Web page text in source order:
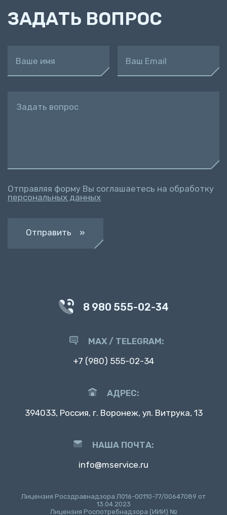
ЗАДАТЬ ВОПРОС
Ваше имя Ваш Email
Задать вопрос
Отправляя форму Вы соглашаетесь на обработку
персональных данных
Отправить »
8 980 555-02-34
MAX / TELEGRAM:
+7 (980) 555-02-34
АДРЕС:
394033, Россия, г. Воронеж, ул. Витрука, 13
НАША ПОЧТА:
info@mservice.ru
Лицензия Росздравнадзора Л016-00110-77/00647089 от
13.04.2023
Лицензия Роспотребнадзора (ИИИ) №